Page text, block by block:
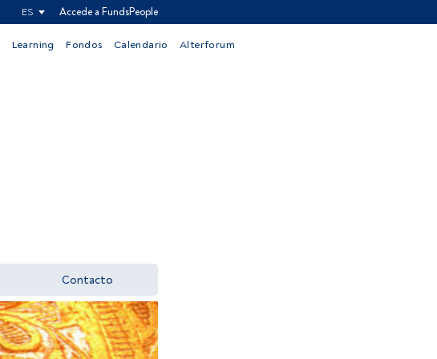
ES Accede a FundsPeople
Learning Fondos Calendario Alterforum
Contacto